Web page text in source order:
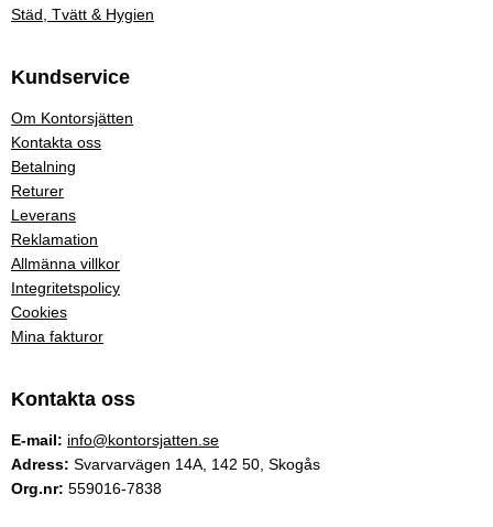
Städ, Tvätt & Hygien
Kundservice
Om Kontorsjätten
Kontakta oss
Betalning
Returer
Leverans
Reklamation
Allmänna villkor
Integritetspolicy
Cookies
Mina fakturor
Kontakta oss
E-mail: info@kontorsjatten.se
Adress: Svarvarvägen 14A, 142 50, Skogås
Org.nr: 559016-7838